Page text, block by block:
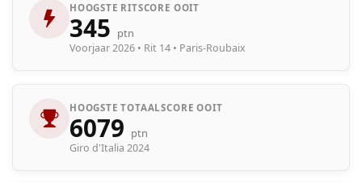
HOOGSTE RITSCORE OOIT
345 ptn
Voorjaar 2026 • Rit 14 • Paris-Roubaix
HOOGSTE TOTAALSCORE OOIT
6079 ptn
Giro d'Italia 2024